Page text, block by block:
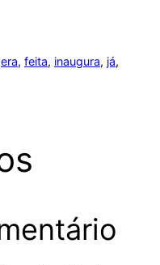
era, feita, inaugura, já